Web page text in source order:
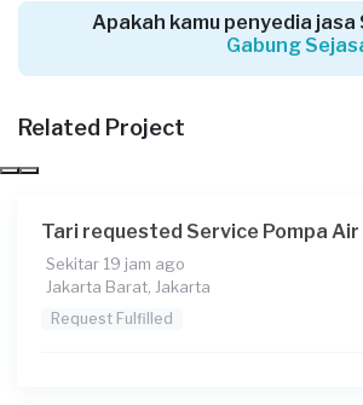
3 hari yang lalu
Jakarta Selatan, Jakarta
Irmabatubara requested Service
3 hari yang lalu
Apakah kamu penyedia jasa
Gabung
Related Project
Tari requested Service Pompa Air
Sekitar 19 jam ago
Jakarta Barat, Jakarta
Request Fulfilled